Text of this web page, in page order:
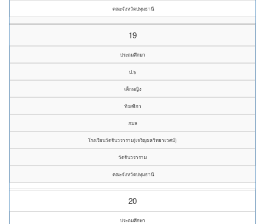
คณะจังหวัดปทุมธานี
19
ประถมศึกษา
ป.๖
เด็กหญิง
ทัณฑิกา
กมล
โรงเรียนวัดชินวราราม(เจริญผลวิทยาเวศม์)
วัดชินวราราม
คณะจังหวัดปทุมธานี
20
ประถมศึกษา